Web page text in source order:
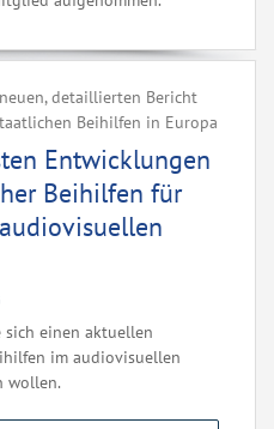
detaillierten Bericht
Beihilfen in Europa
Entwicklungen
Beihilfen für
sich einen aktuellen
im audiovisuellen
wollen.